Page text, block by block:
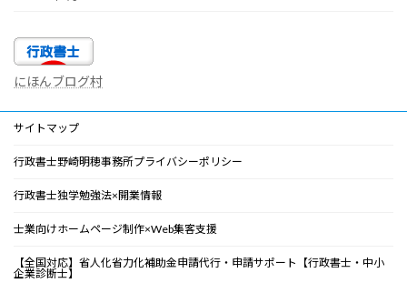
にほんブログ村
サイトマップ
行政書士野崎明穂事務所プライバシーポリシー
行政書士独学勉強法×開業情報
士業向けホームページ制作×Web集客支援
【全国対応】省人化省力化補助金申請代行・申請サポート【行政書士・中小
企業診断士】